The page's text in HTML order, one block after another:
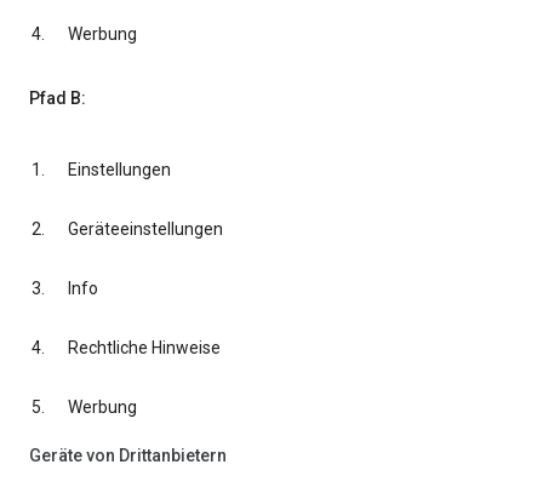
Werbung
Pfad B:
Einstellungen
Geräteeinstellungen
Info
Rechtliche Hinweise
Werbung
Geräte von Drittanbietern